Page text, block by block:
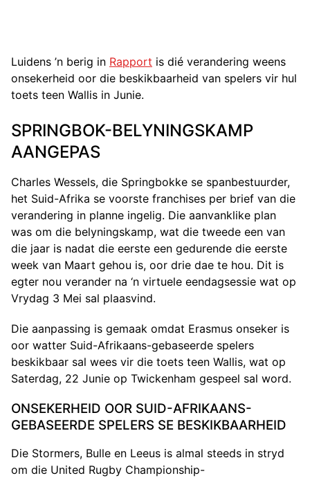
Luidens ’n berig in Rapport is dié verandering weens
onsekerheid oor die beskikbaarheid van spelers vir hul
toets teen Wallis in Junie.
SPRINGBOK-BELYNINGSKAMP
AANGEPAS
Charles Wessels, die Springbokke se spanbestuurder,
het Suid-Afrika se voorste franchises per brief van die
verandering in planne ingelig. Die aanvanklike plan
was om die belyningskamp, wat die tweede een van
die jaar is nadat die eerste een gedurende die eerste
week van Maart gehou is, oor drie dae te hou. Dit is
egter nou verander na ‘n virtuele eendagsessie wat op
Vrydag 3 Mei sal plaasvind.
Die aanpassing is gemaak omdat Erasmus onseker is
oor watter Suid-Afrikaans-gebaseerde spelers
beskikbaar sal wees vir die toets teen Wallis, wat op
Saterdag, 22 Junie op Twickenham gespeel sal word.
ONSEKERHEID OOR SUID-AFRIKAANS-
GEBASEERDE SPELERS SE BESKIKBAARHEID
Die Stormers, Bulle en Leeus is almal steeds in stryd
om die United Rugby Championship-